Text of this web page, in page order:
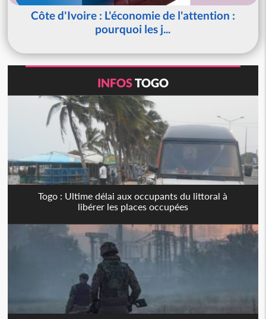
Côte d'Ivoire : L'économie de l'attention :
pourquoi les j...
INFOSTOGO
Togo : Ultime délai aux occupants du littoral à
libérer les places occupées